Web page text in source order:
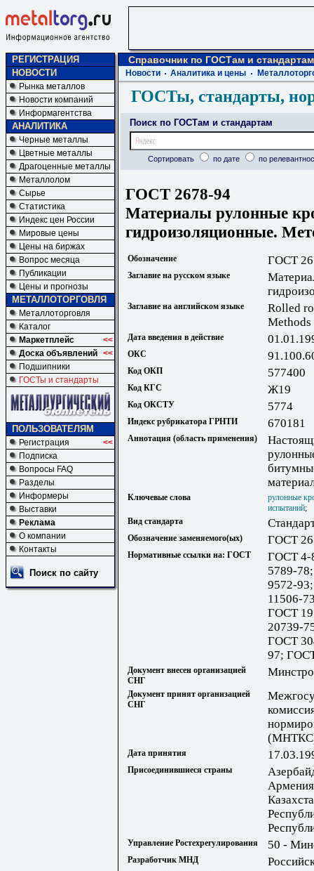
РЕГИСТРАЦИЯ
НОВОСТИ
Рынка металлов
Новости компаний
Информагентства
АНАЛИТИКА
Черные металлы
Цветные металлы
Драгоценные металлы
Металлолом
Сырье
Статистика
Индекс цен России
Мировые цены
Цены на биржах
Вопрос месяца
Публикации
Цены и прогнозы
МЕТАЛЛОТОРГОВЛЯ
Металлоторговля
Каталог
Маркетплейс
<<
Доска объявлений <<
Подшипники
ГОСТы и стандарты
ПОЛЬЗОВАТЕЛЯМ
Регистрация
<<
Подписка
Вопросы FAQ
Разделы
Информеры
Выставки
Реклама
О компании
Контакты
Поиск по сайту
Справочник по ГОСТам и стандартам
Новости Аналитика и цены
ГОСТы, стандарты,
Поиск по ГОСТам и стандартам
Сортировать по дате по
ГОСТ 2678-94
Материалы рулонные
гидроизоляционные.
Обозначение ГОСТ
Заглавие на русском языке
Заглавие на английском языке
Rolled
Дата введения в действие
ОКС
Код ОКП 577400
Код КГС Ж19
Код ОКСТУ 5774
Индекс рубрикатора ГРНТИ 670181
Аннотация (область применения)
Ключевые слова
рулонные
испытаний;
Вид стандарта
Обозначение заменяемого(ых) ГОСТ
Нормативные ссылки на: ГОСТ
ГОСТ 4-
5789-
9572-
11506-
ГОСТ
20739-
ГОСТ
97;
Документ внесен организацией
СНГ
Документ принят организацией
СНГ
Дата принятия
Присоединившиеся страны
Управление Ростехрегулирования 50 -
Разработчик МНД